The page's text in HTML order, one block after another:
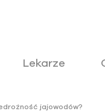
Lekarze
jajowodów?